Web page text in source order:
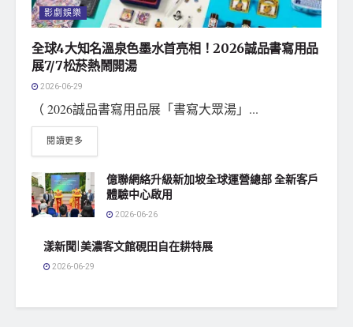
影劇娛樂
全球4大知名溫泉色墨水首亮相！2026誠品書寫用品
展7/7松菸熱鬧開湯
2026-06-29
（ 2026誠品書寫用品展「書寫大眾湯」...
閱讀更多
億聯網絡升級新加坡全球運營總部 全新客戶
體驗中心啟用
2026-06-26
漾新聞|美濃客文館硯田自在耕特展
2026-06-29